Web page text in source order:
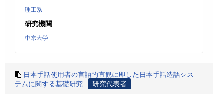
理工系
研究機関
中京大学
日本手話使用者の言語的直観に即した日本手話造語シス
テムに関する基礎研究
研究代表者